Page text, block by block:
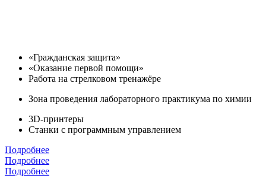
«Гражданская защита»
«Оказание первой помощи»
Работа на стрелковом тренажёре
Зона проведения лабораторного практикума по химии
3D-принтеры
Станки с программным управлением
Подробнее
Подробнее
Подробнее